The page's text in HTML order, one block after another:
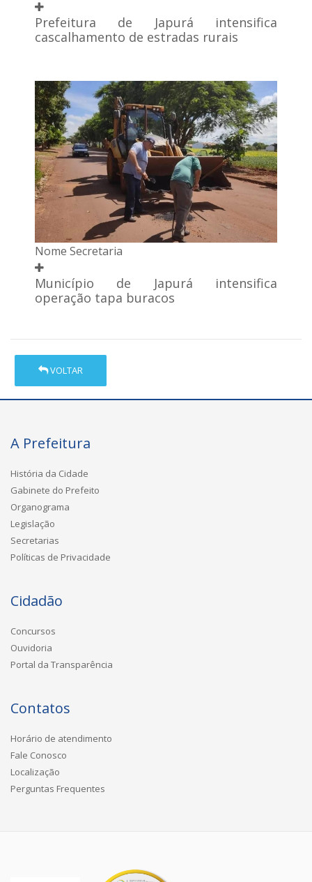
Prefeitura de Japurá intensifica
cascalhamento de estradas rurais
Nome Secretaria
Município de Japurá intensifica
operação tapa buracos
VOLTAR
A Prefeitura
História da Cidade
Gabinete do Prefeito
Organograma
Legislação
Secretarias
Políticas de Privacidade
Cidadão
Concursos
Ouvidoria
Portal da Transparência
Contatos
Horário de atendimento
Fale Conosco
Localização
Perguntas Frequentes